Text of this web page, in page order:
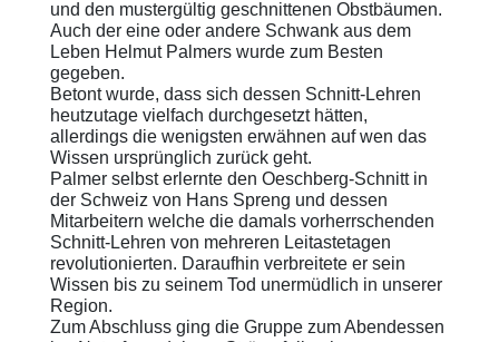
und den mustergültig geschnittenen Obstbäumen.
Auch der eine oder andere Schwank aus dem
Leben Helmut Palmers wurde zum Besten
gegeben.
Betont wurde, dass sich dessen Schnitt-Lehren
heutzutage vielfach durchgesetzt hätten,
allerdings die wenigsten erwähnen auf wen das
Wissen ursprünglich zurück geht.
Palmer selbst erlernte den Oeschberg-Schnitt in
der Schweiz von Hans Spreng und dessen
Mitarbeitern welche die damals vorherrschenden
Schnitt-Lehren von mehreren Leitastetagen
revolutionierten. Daraufhin verbreitete er sein
Wissen bis zu seinem Tod unermüdlich in unserer
Region.
Zum Abschluss ging die Gruppe zum Abendessen